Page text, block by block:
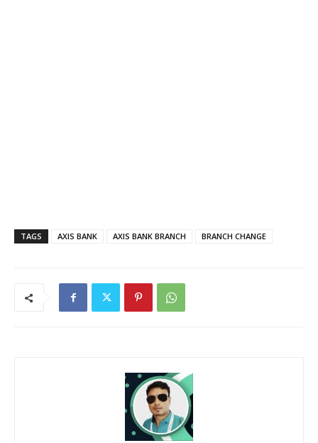
TAGS AXIS BANK AXIS BANK BRANCH BRANCH CHANGE